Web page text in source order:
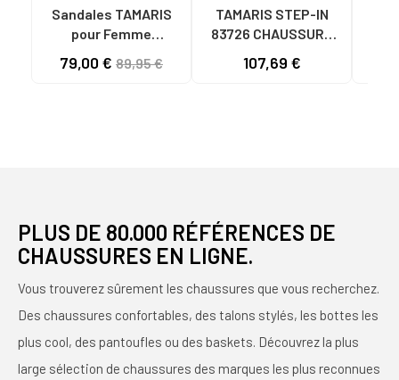
Sandales TAMARIS
pour Femme
PLANTILLA
79,00 € 89,95 €
TAMARIS STEP-IN
83726 CHAUSSURE
GRIS TAUPE TAUPE
107,69 €
PLUS DE 80.000 RÉFÉRENCES DE
CHAUSSURES EN LIGNE.
Vous trouverez sûrement les chaussures que vous recherchez.
Des chaussures confortables, des talons stylés, les bottes les
plus cool, des pantoufles ou des baskets. Découvrez la plus
large sélection de chaussures des marques les plus reconnues